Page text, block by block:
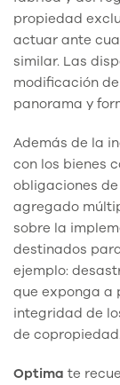
propiedad
actuar ante
similar. Las
modificación
panorama y
Además de la
con los bienes
obligaciones
agregado
sobre la
destinados
ejemplo:
que exponga a
integridad de
de
Optima te